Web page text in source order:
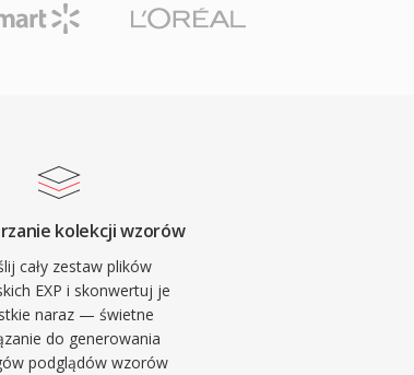
kolekcji wzorów
cały zestaw plików
EXP i skonwertuj je
naraz — świetne
do generowania
podglądów wzorów